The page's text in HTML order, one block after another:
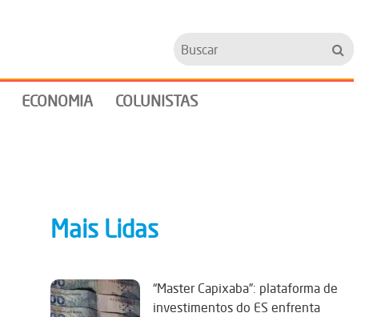
Buscar
ECONOMIA COLUNISTAS
Mais Lidas
“Master Capixaba”: plataforma de
investimentos do ES enfrenta